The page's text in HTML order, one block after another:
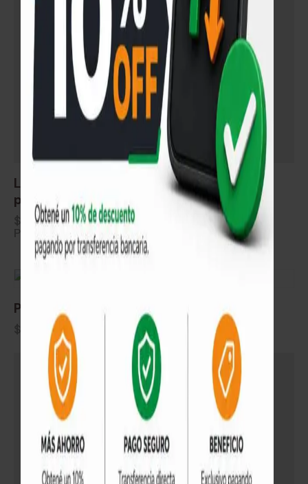
Lana de roca, aislante térmico-acústico
precio por m² caja de 4.32 m²
578
Precio por m². Se vende en cajas (4.32 m²)
Panel de construcción SIP 90mm x m²
2.268